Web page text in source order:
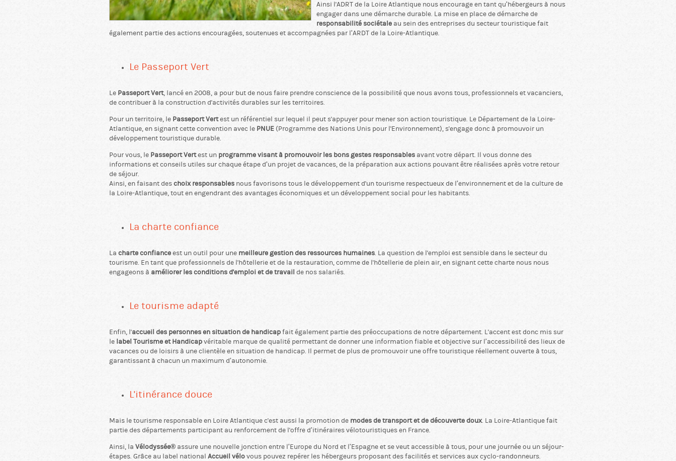
Ainsi l'ADRT de la Loire Atlantique nous encourage en tant qu’hébergeurs à nous
engager dans une démarche durable. La mise en place de démarche de
responsabilité sociétale au sein des entreprises du secteur touristique fait
également partie des actions encouragées, soutenues et accompagnées par l’ARDT de la Loire-Atlantique.
Le Passeport Vert
Le Passeport Vert, lancé en 2008, a pour but de nous faire prendre conscience de la possibilité que nous avons tous, professionnels et vacanciers,
de contribuer à la construction d'activités durables sur les territoires.
Pour un territoire, le Passeport Vertest un référentiel sur lequel il peut s'appuyer pour mener son action touristique. Le Département de la Loire-
Atlantique, en signant cette convention avec le PNUE (Programme des Nations Unis pour l'Environnement), s'engage donc à promouvoir un
développement touristique durable.
Pour vous, le Passeport Vertest un programme visant à promouvoir les bons gestes responsables avant votre départ. Il vous donne des
informations et conseils utiles sur chaque étape d’un projet de vacances, de la préparation aux actions pouvant être réalisées après votre retour
de séjour.
Ainsi, en faisant deschoix responsables nous favorisons tous le développement d'un tourisme respectueux de l’environnement et de la culture de
la Loire-Atlantique, tout en engendrant des avantages économiques et un développement social pour les habitants.
La charte confiance
La charte confianceest un outil pour une meilleure gestion des ressources humaines. La question de l'emploi est sensible dans le secteur du
tourisme. En tant que professionnels de l'hôtellerie et de la restauration, comme de l'hôtellerie de plein air, en signant cette charte nous nous
engageons à améliorer les conditions d'emploi et de travail de nos salariés.
Le tourisme adapté
Enfin, l'accueil des personnes en situation de handicapfait également partie des préoccupations de notre département. L'accent est donc mis sur
le label Tourisme et Handicapvéritable marque de qualité permettant de donner une information fiable et objective sur l’accessibilité des lieux de
vacances ou de loisirs à une clientèle en situation de handicap. Il permet de plus de promouvoir une offre touristique réellement ouverte à tous,
garantissant à chacun un maximum d’autonomie.
L'itinérance douce
Mais le tourisme responsable en Loire Atlantique c'est aussi la promotion de modes de transport et de découverte doux. La Loire-Atlantique fait
partie des départements participant au renforcement de l'offre d’itinéraires vélotouristiques en France.
Ainsi, la Vélodyssée® assure une nouvelle jonction entre l’Europe du Nord et l’Espagne et se veut accessible à tous, pour une journée ou un séjour-
étapes. Grâce au label national Accueil vélovous pouvez repérer les hébergeurs proposant des facilités et services aux cyclo-randonneurs.